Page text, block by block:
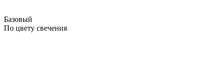
Базовый
По цвету свечения